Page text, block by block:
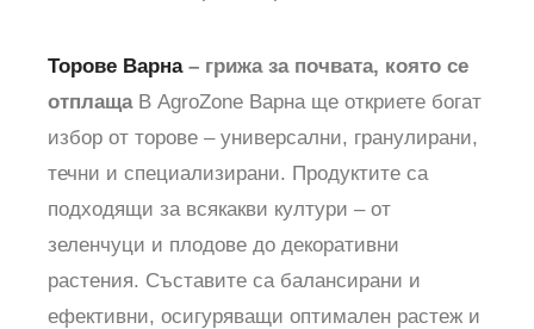
Торове Варна– грижа за почвата, която се
отплащаВ AgroZone Варна ще откриете богат
избор от торове – универсални, гранулирани,
течни и специализирани. Продуктите са
подходящи за всякакви култури – от
зеленчуци и плодове до декоративни
растения. Съставите са балансирани и
ефективни, осигуряващи оптимален растеж и